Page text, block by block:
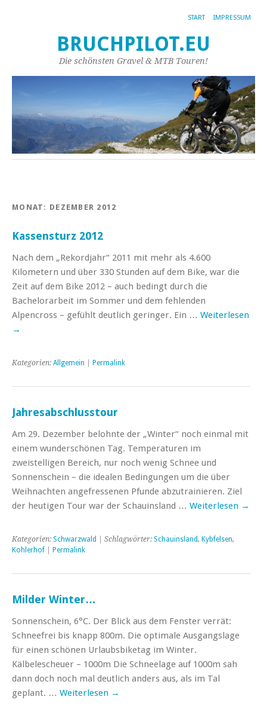
START IMPRESSUM
BRUCHPILOT.EU
Die schönsten Gravel & MTB Touren!
MONAT: DEZEMBER 2012
Kassensturz 2012
Nach dem „Rekordjahr“ 2011 mit mehr als 4.600
Kilometern und über 330 Stunden auf dem Bike, war die
Zeit auf dem Bike 2012 – auch bedingt durch die
Bachelorarbeit im Sommer und dem fehlenden
Alpencross – gefühlt deutlich geringer. Ein … Weiterlesen
→
Kategorien: Allgemein Permalink
Jahresabschlusstour
Am 29. Dezember belohnte der „Winter“ noch einmal mit
einem wunderschönen Tag. Temperaturen im
zweistelligen Bereich, nur noch wenig Schnee und
Sonnenschein – die idealen Bedingungen um die über
Weihnachten angefressenen Pfunde abzutrainieren. Ziel
der heutigen Tour war der Schauinsland … Weiterlesen →
Kategorien: Schwarzwald | Schlagwörter: Schauinsland, Kybfelsen,
Kohlerhof
Permalink
Milder Winter…
Sonnenschein, 6°C. Der Blick aus dem Fenster verrät:
Schneefrei bis knapp 800m. Die optimale Ausgangslage
für einen schönen Urlaubsbiketag im Winter.
Kälbelescheuer – 1000m Die Schneelage auf 1000m sah
dann doch noch mal deutlich anders aus, als im Tal
geplant. … Weiterlesen →